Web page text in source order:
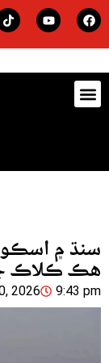
سنڌ ۾
هڪ ڪلاڪ
2026 9:43 pm